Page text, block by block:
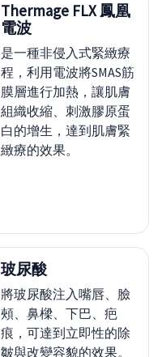
Thermage FLX 鳳凰
電波
是一種非侵入式緊緻療
程，利用電波將SMAS筋
膜層進行加熱，讓肌膚
組織收縮、刺激膠原蛋
白的增生，達到肌膚緊
緻療的效果。
玻尿酸
將玻尿酸注入嘴唇、臉
頰、鼻樑、下巴、疤
痕，可達到立即性的除
皺與改變容貌的效果。